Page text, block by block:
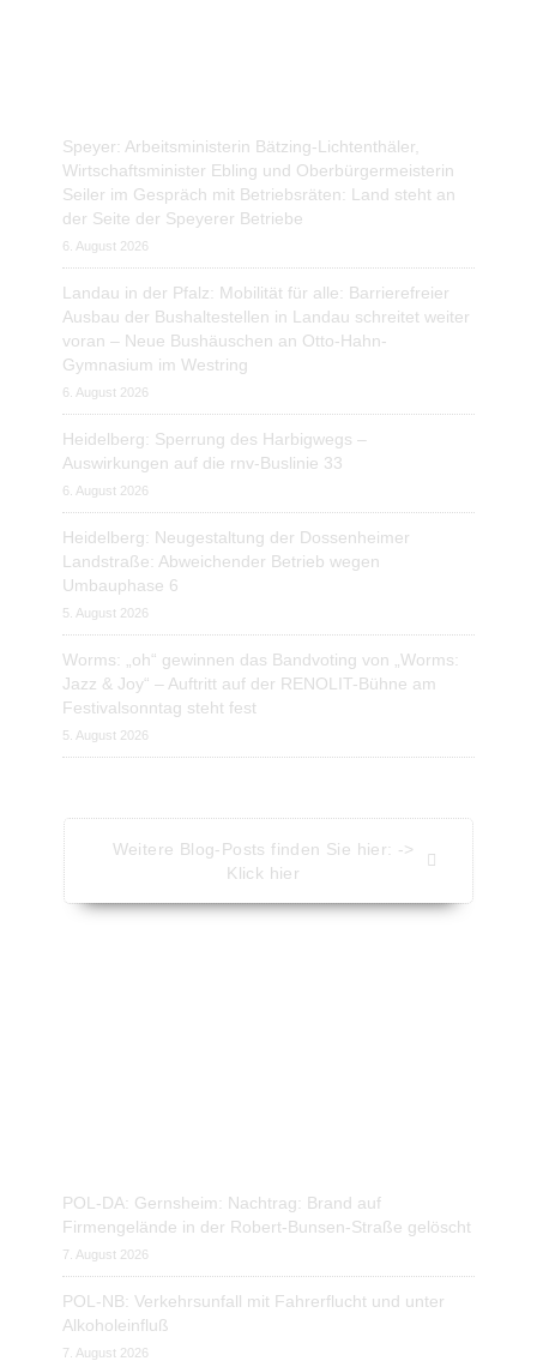
Speyer: Arbeitsministerin Bätzing-Lichtenthäler,
Wirtschaftsminister Ebling und Oberbürgermeisterin
Seiler im Gespräch mit Betriebsräten: Land steht an
der Seite der Speyerer Betriebe
6. August 2026
Landau in der Pfalz: Mobilität für alle: Barrierefreier
Ausbau der Bushaltestellen in Landau schreitet weiter
voran – Neue Bushäuschen an Otto-Hahn-
Gymnasium im Westring
6. August 2026
Heidelberg: Sperrung des Harbigwegs –
Auswirkungen auf die rnv-Buslinie 33
6. August 2026
Heidelberg: Neugestaltung der Dossenheimer
Landstraße: Abweichender Betrieb wegen
Umbauphase 6
5. August 2026
Worms: „oh“ gewinnen das Bandvoting von „Worms:
Jazz & Joy“ – Auftritt auf der RENOLIT-Bühne am
Festivalsonntag steht fest
5. August 2026
Weitere Blog-Posts finden Sie hier: ->
Klick hier
POL-DA: Gernsheim: Nachtrag: Brand auf
Firmengelände in der Robert-Bunsen-Straße gelöscht
7. August 2026
POL-NB: Verkehrsunfall mit Fahrerflucht und unter
Alkoholeinfluß
7. August 2026